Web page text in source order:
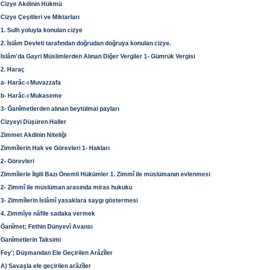
Cizye Akdinin Hükmü
Cizye Çeşitleri ve Miktarları
1. Sulh yoluyla konulan cizye
2. İslâm Devleti tarafından doğrudan doğruya konulan cizye.
İslâm'da Gayri Müslimlerden Alınan Diğer Vergiler 1- Gümrük Vergisi
2. Haraç
a- Harâc-ı Muvazzafa
b- Harâc-ı Mukaseme
3- Ğanîmetlerden alınan beytülmal payları
Cizyeyi Düşüren Haller
Zimmet Akdinin Niteliği
Zimmîlerin Hak ve Görevleri 1- Hakları
2- Görevleri
Zimmîlerle İlgili Bazı Önemli Hükümler 1. Zimmî ile müslümanın evlenmesi
2- Zimmî ile müslüman arasında miras hukuku
3- Zimmîlerin İslâmî yasaklara saygı göstermesi
4. Zimmîye nâfile sadaka vermek
Ğanîmet; Fethin Dünyevî Avansı
Ganîmetlerin Taksimi
Fey'; Düşmandan Ele Geçirilen Arâzîler
A) Savaşla ele geçirilen arâzîler